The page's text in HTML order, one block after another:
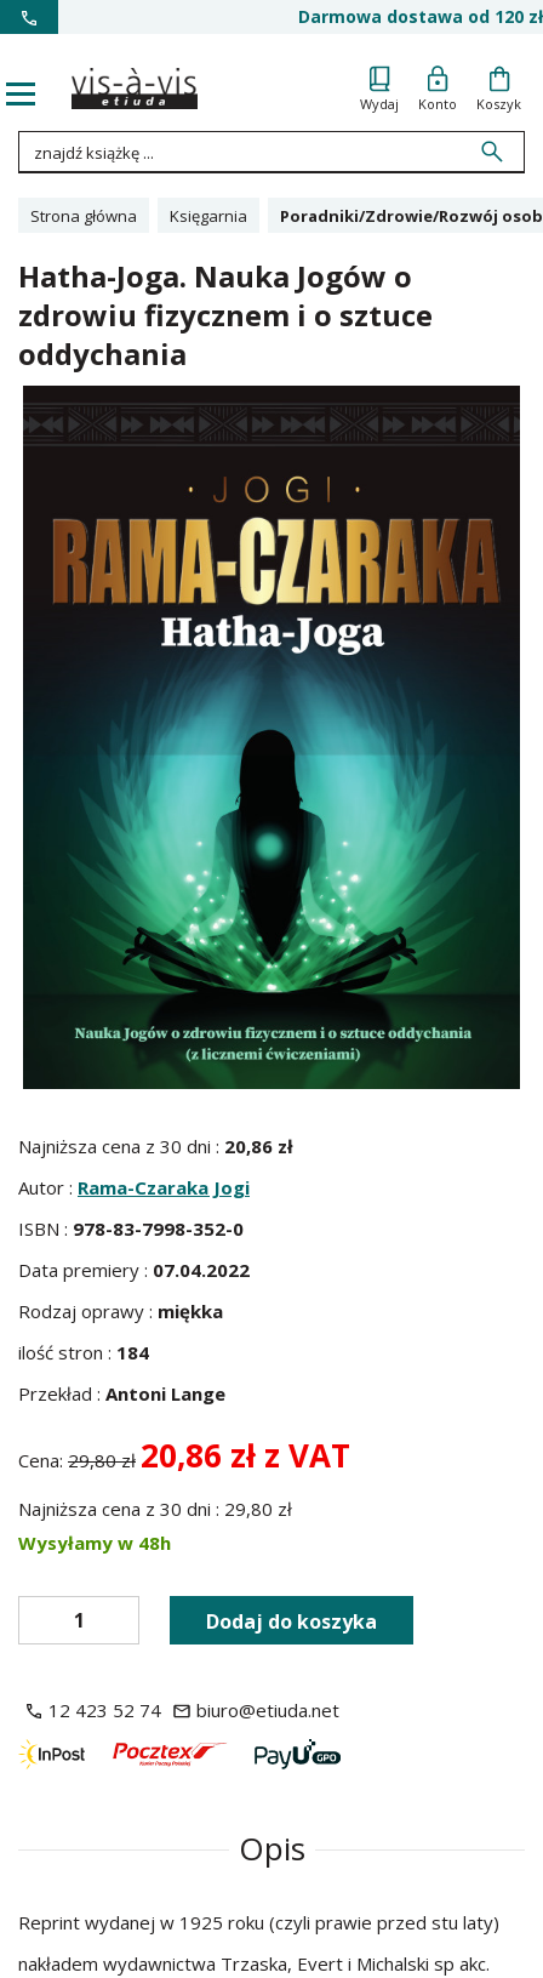
Darmowa dostawa od 120 zł
Wydaj Konto Koszyk
Strona główna Księgarnia Poradniki/Zdrowie/Rozwój
Hatha-Joga. Nauka Jogów o
zdrowiu fizycznem i o sztuce
oddychania
Najniższa cena z 30 dni : 20,86 zł
Autor : Rama-Czaraka Jogi
ISBN : 978-83-7998-352-0
Data premiery : 07.04.2022
Rodzaj oprawy : miękka
ilość stron : 184
Przekład : Antoni Lange
Cena: 29,80 zł 20,86 zł z VAT
Najniższa cena z 30 dni : 29,80 zł
Wysyłamy w 48h
Dodaj do koszyka
12 423 52 74 biuro@etiuda.net
Opis
Reprint wydanej w 1925 roku (czyli prawie przed stu laty)
nakładem wydawnictwa Trzaska, Evert i Michalski sp akc.